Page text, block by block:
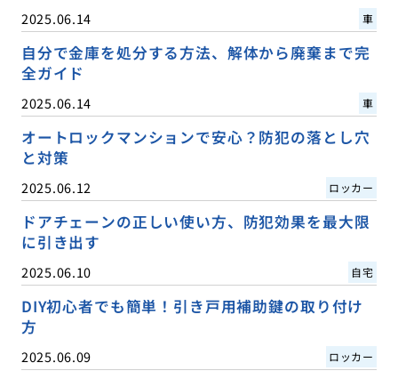
2025.06.14 車
自分で金庫を処分する方法、解体から廃棄まで完
全ガイド
2025.06.14 車
オートロックマンションで安心？防犯の落とし穴
と対策
2025.06.12 ロッカー
ドアチェーンの正しい使い方、防犯効果を最大限
に引き出す
2025.06.10 自宅
DIY初心者でも簡単！引き戸用補助鍵の取り付け
方
2025.06.09 ロッカー